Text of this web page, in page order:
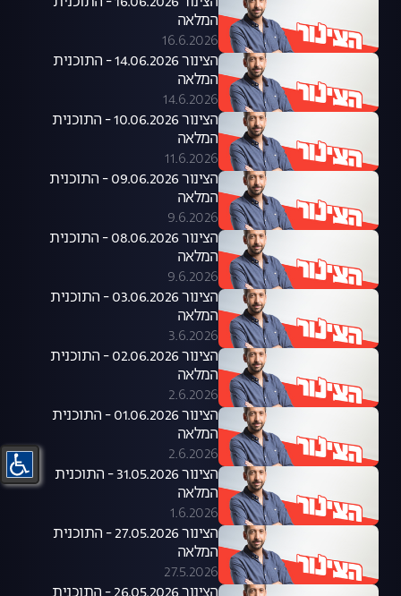
המלאה
16.6.2026
הצינור 14.06.2026 - התוכנית
המלאה
14.6.2026
הצינור 10.06.2026 - התוכנית
המלאה
11.6.2026
הצינור 09.06.2026 - התוכנית
המלאה
9.6.2026
הצינור 08.06.2026 - התוכנית
המלאה
9.6.2026
הצינור 03.06.2026 - התוכנית
המלאה
3.6.2026
הצינור 02.06.2026 - התוכנית
המלאה
2.6.2026
הצינור 01.06.2026 - התוכנית
המלאה
2.6.2026
הצינור 31.05.2026 - התוכנית
המלאה
1.6.2026
הצינור 27.05.2026 - התוכנית
המלאה
27.5.2026